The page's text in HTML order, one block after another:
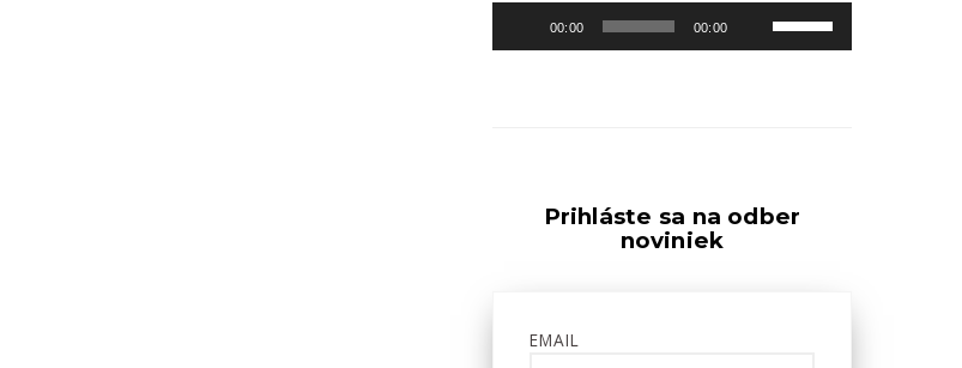
Audio
prehrávač
00:00 00:00
Pomocou
šípok
Prihláste sa na odber
noviniek
EMAIL